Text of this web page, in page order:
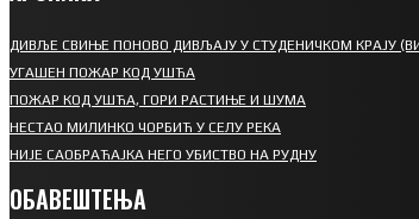
ДИВЉЕ СВИЊЕ ПОНОВО ДИВЉАЈУ У СТУДЕНИЧКОМ КРАЈУ
УГАШЕН ПОЖАР КОД УШЋА
ПОЖАР КОД УШЋА, ГОРИ РАСТИЊЕ И ШУМА
НЕСТАО МИЛИНКО ЧОРБИЋ У СЕЛУ РЕКА
НИЈЕ САОБРАЋАЈКА НЕГО УБИСТВО НА РУДНУ
ОБАВЕШТЕЊА